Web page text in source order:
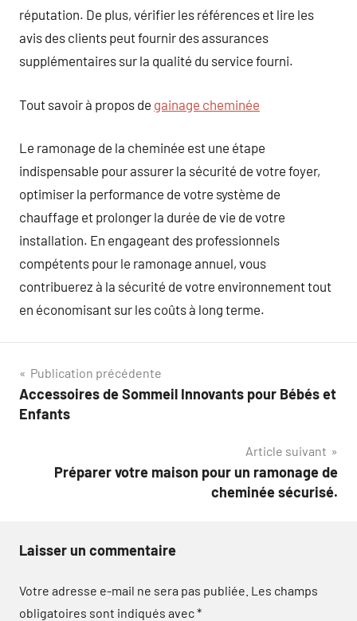
réputation. De plus, vérifier les références et lire les
avis des clients peut fournir des assurances
supplémentaires sur la qualité du service fourni.
Tout savoir à propos de gainage cheminée
Le ramonage de la cheminée est une étape
indispensable pour assurer la sécurité de votre foyer,
optimiser la performance de votre système de
chauffage et prolonger la durée de vie de votre
installation. En engageant des professionnels
compétents pour le ramonage annuel, vous
contribuerez à la sécurité de votre environnement tout
en économisant sur les coûts à long terme.
Navigation
de
Publication précédente
Accessoires de Sommeil Innovants pour Bébés et
Enfants
Article suivant
Préparer votre maison pour un ramonage de
cheminée sécurisé.
Laisser un commentaire
Votre adresse e-mail ne sera pas publiée. Les champs
obligatoires sont indiqués avec*